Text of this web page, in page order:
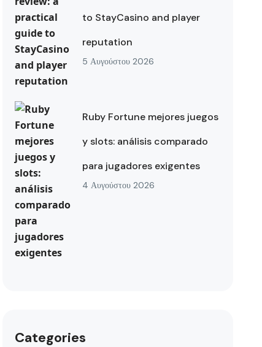
to StayCasino and player
reputation
5 Αυγούστου 2026
Ruby Fortune mejores juegos
y slots: análisis comparado
para jugadores exigentes
4 Αυγούστου 2026
Categories